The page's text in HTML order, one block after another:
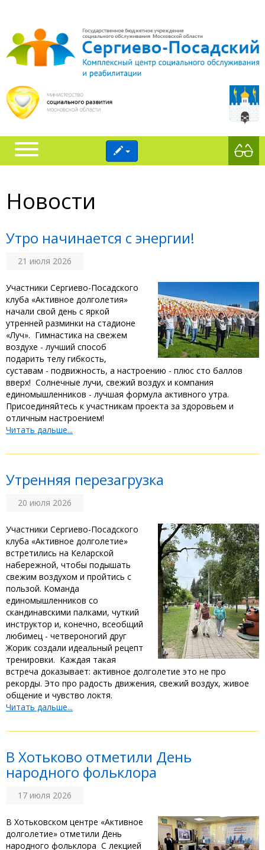
Новости
Утро начинается с энергии!
21 июля 2026
‎Участники Сергиево-Посадского
клуба «Активное долголетия»
начали свой день с яркой
утренней разминки на стадионе
«Луч». ‎ ‎Гимнастика на свежем
воздухе - лучший способ
подарить телу гибкость,
суставам - подвижность, а настроению - плюс сто баллов
вверх! ‎ ‎Солнечные лучи, свежий воздух и компания
единомышленников - лучшая формула активного утра.
Присоединяйтесь к участникам проекта за здоровьем и
отличным настроением!
Читать дальше...
‎Утренняя перезагрузка
20 июля 2026
‎Участники Сергиево-Посадского
клуба «Активное долголетие»
встретились на Келарской
набережной, чтобы подышать
свежим воздухом и пройтись с
пользой. ‎Команда
единомышленников со
скандинавскими палками, чуткий
инструктор и, конечно, всеобщий
любимец - четвероногий друг
Жорик создали идеальный рецепт
тренировки. ‎ ‎Каждая такая
встреча доказывает: активное долголетие это не про
рекорды. Это про радость движения, свежий воздух, живое
общение и чувство локтя.
Читать дальше...
‎В Хотьково отметили День
народного фольклора
17 июля 2026
‎В Хотьковском центре «Активное
долголетие» отметили День
народного фольклора ‎ ‎С лекцией